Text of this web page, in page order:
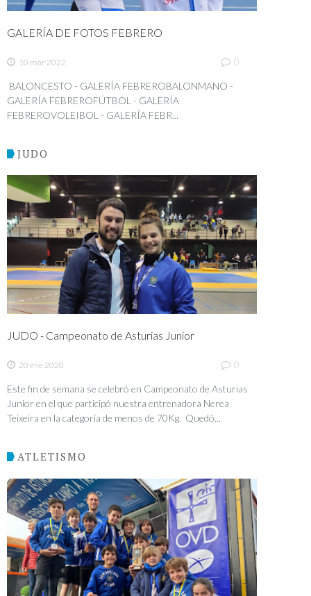
GALERÍA DE FOTOS FEBRERO
10 mar 2022 0
BALONCESTO - GALERÍA FEBREROBALONMANO -
GALERÍA FEBREROFÚTBOL - GALERÍA
FEBREROVOLEIBOL - GALERÍA FEBR...
JUDO
JUDO - Campeonato de Asturias Junior
20 ene 2020 0
Este fin de semana se celebró en Campeonato de Asturias
Junior en el que participó nuestra entrenadora Nerea
Teixeira en la categoría de menos de 70Kg. Quedó...
ATLETISMO